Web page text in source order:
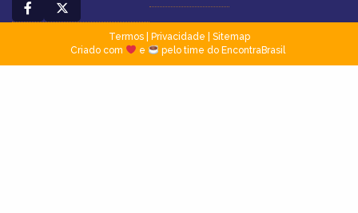
Termos| Privacidade
Sitemap
Criado com
e pelo time do EncontraBrasil